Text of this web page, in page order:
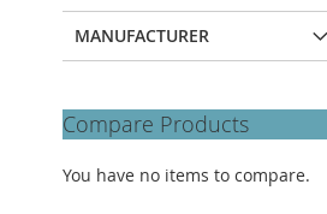
MANUFACTURER
Compare Products
You have no items to compare.